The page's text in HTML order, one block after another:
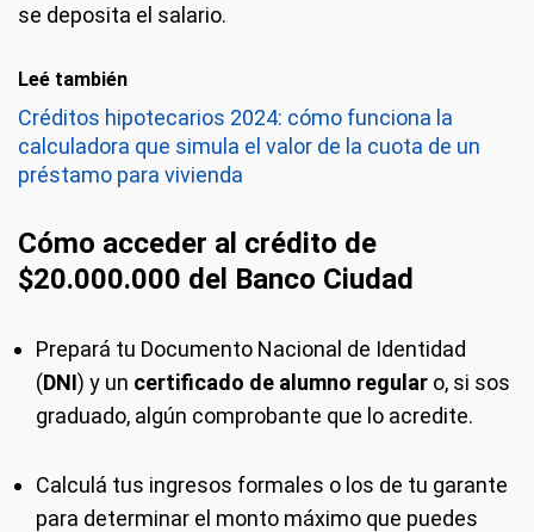
se deposita el salario.
Leé también
Créditos hipotecarios 2024: cómo funciona la
calculadora que simula el valor de la cuota de un
préstamo para vivienda
Cómo acceder al crédito de
$20.000.000 del Banco Ciudad
Prepará tu Documento Nacional de Identidad
(DNI) y un certificado de alumno regular o, si sos
graduado, algún comprobante que lo acredite.
Calculá tus ingresos formales o los de tu garante
para determinar el monto máximo que puedes